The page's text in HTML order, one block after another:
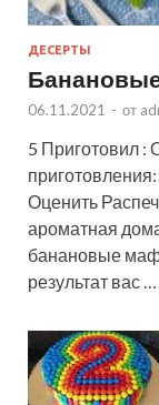
ДЕСЕРТЫ
06.11.2021 - от
5 Приготовил :
Оценить
ароматная
банановые
результат вас …